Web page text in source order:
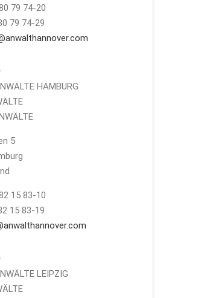
79 74-20
79 74-29
HAMBURG
5
15 83-10
15 83-19
LEIPZIG